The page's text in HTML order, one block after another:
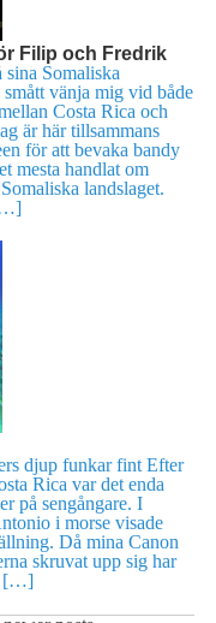
Filip och Fredrik
Somaliska
vänja mig vid både
Costa Rica och
är här tillsammans
för att bevaka bandy
mesta handlat om
landslaget.
djup funkar fint Efter
Rica var det enda
på sengångare. I
i morse visade
Då mina Canon
skruvat upp sig har
[…]